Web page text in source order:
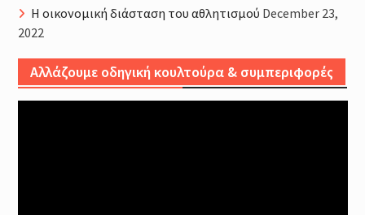
Η οικονομική διάσταση του αθλητισμού December 23,
2022
Αλλάζουμε οδηγική κουλτούρα & συμπεριφορές